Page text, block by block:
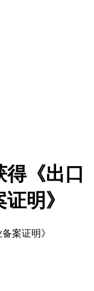
《出口
明》
案证明》